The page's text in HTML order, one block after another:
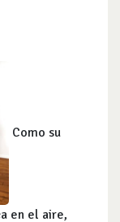
Como su
en el aire,